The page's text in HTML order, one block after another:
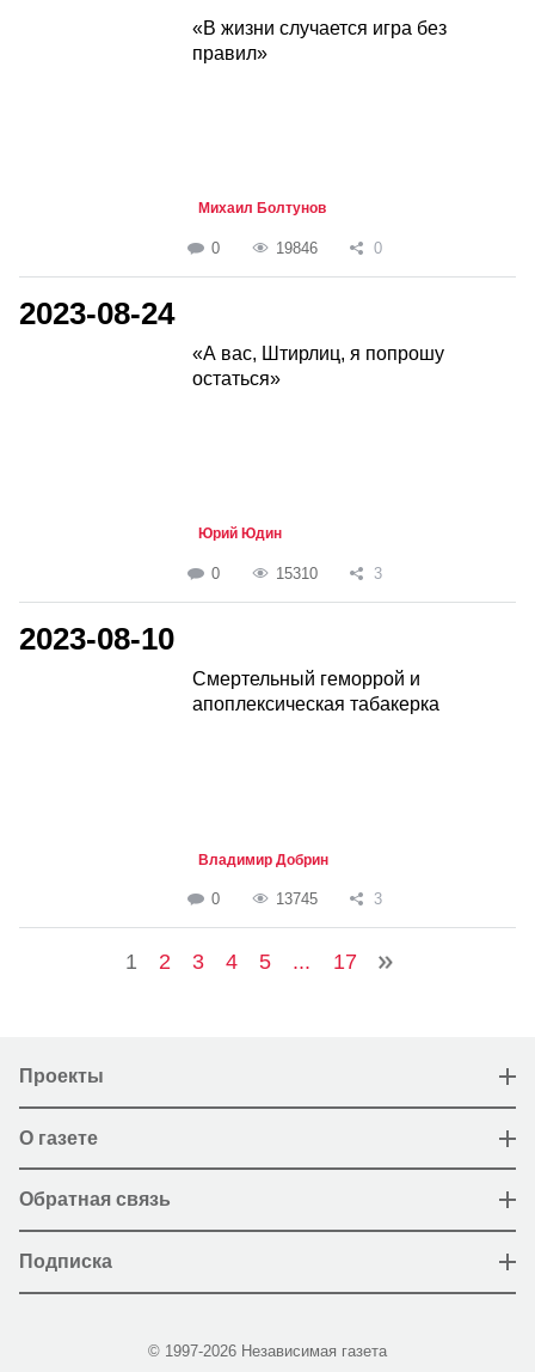
«В жизни случается игра без
правил»
Михаил Болтунов
0 19846 0
2023-08-24
«А вас, Штирлиц, я попрошу
остаться»
Юрий Юдин
0 15310 3
2023-08-10
Смертельный геморрой и
апоплексическая табакерка
Владимир Добрин
0 13745 3
1 2 3 4 5 ... 17
Проекты
О газете
Обратная связь
Подписка
© 1997-2026 Независимая газета